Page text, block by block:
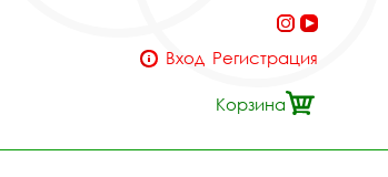
Вход Регистрация
Корзина